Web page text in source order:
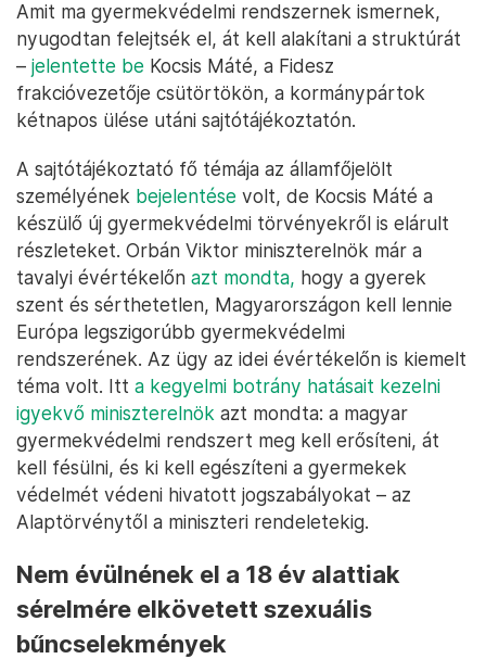
Amit ma gyermekvédelmi rendszernek ismernek,
nyugodtan felejtsék el, át kell alakítani a struktúrát
– jelentette be Kocsis Máté, a Fidesz
frakcióvezetője csütörtökön, a kormánypártok
kétnapos ülése utáni sajtótájékoztatón.
A sajtótájékoztató fő témája az államfőjelölt
személyének bejelentése volt, de Kocsis Máté a
készülő új gyermekvédelmi törvényekről is elárult
részleteket. Orbán Viktor miniszterelnök már a
tavalyi évértékelőn azt mondta, hogy a gyerek
szent és sérthetetlen, Magyarországon kell lennie
Európa legszigorúbb gyermekvédelmi
rendszerének. Az ügy az idei évértékelőn is kiemelt
téma volt. Itt a kegyelmi botrány hatásait kezelni
igyekvő miniszterelnök azt mondta: a magyar
gyermekvédelmi rendszert meg kell erősíteni, át
kell fésülni, és ki kell egészíteni a gyermekek
védelmét védeni hivatott jogszabályokat – az
Alaptörvénytől a miniszteri rendeletekig.
Nem évülnének el a 18 év alattiak
sérelmére elkövetett szexuális
bűncselekmények